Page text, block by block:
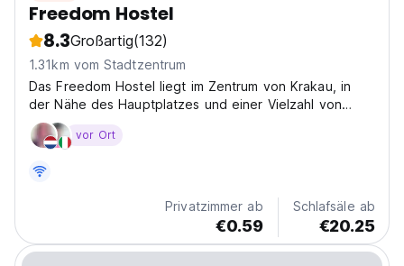
Freedom Hostel
8.3Großartig(132)
1.31km vom Stadtzentrum
Das Freedom Hostel liegt im Zentrum von Krakau, in
der Nähe des Hauptplatzes und einer Vielzahl von
Denkmälern und touristischen Attraktionen.
vor Ort
Privatzimmer ab
€0.59
Schlafsäle ab
€20.25